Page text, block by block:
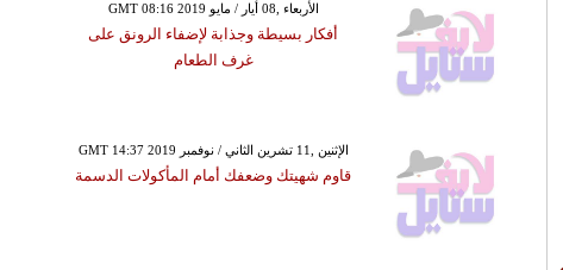
GMT 08:16 2019 الأربعاء ,08 أيار / مايو
أفكار بسيطة وجذابة لإضفاء الرونق على
غرف الطعام
GMT 14:37 2019 الإثنين ,11 تشرين الثاني / نوفمبر
قاوم شهيتك وضعفك أمام المأكولات الدسمة